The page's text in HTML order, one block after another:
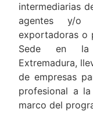
intermediarias
agentes y/o
exportadoras o
Sede en la
Extremadura,
de empresas
profesional a
marco del